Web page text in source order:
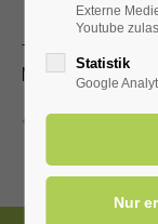
- lassen Sie sich
Mit gültiger Kur-/
Zurück
Externe
Youtube
Statistik
Google